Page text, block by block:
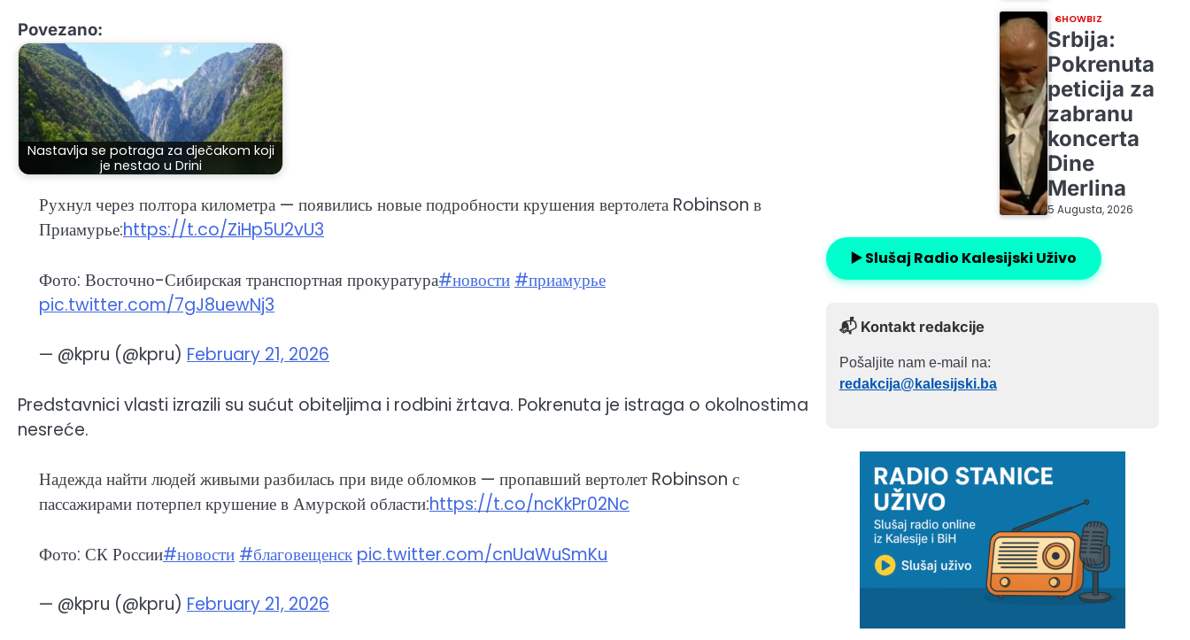
Povezano:
Nastavlja se potraga za dječakom koji
je nestao u Drini
Рухнул через полтора километра — появились новые подробности крушения вертолета Robinson в
Приамурье:https://t.co/ZiHp5U2vU3
Фото: Восточно-Сибирская транспортная прокуратура#новости #приамурье
pic.twitter.com/7gJ8uewNj3
— @kpru (@kpru) February 21, 2026
Predstavnici vlasti izrazili su sućut obiteljima i rodbini žrtava. Pokrenuta je istraga o okolnostima
nesreće.
Надежда найти людей живыми разбилась при виде обломков — пропавший вертолет Robinson с
пассажирами потерпел крушение в Амурской области:https://t.co/ncKkPr02Nc
Фото: СК России#новости #благовещенск pic.twitter.com/cnUaWuSmKu
— @kpru (@kpru) February 21, 2026
SHOWBIZ
Srbija:
Pokrenuta
peticija za
zabranu
koncerta
Dine
Merlina
5 Augusta, 2026
▶️ Slušaj Radio Kalesijski Uživo
📬 Kontakt redakcije
Pošaljite nam e-mail na:
redakcija@kalesijski.ba